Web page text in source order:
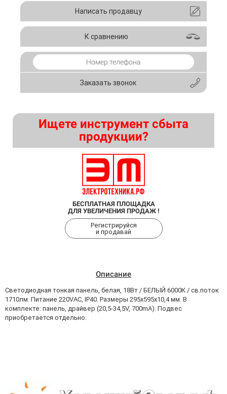
Ищете инструмент сбыта
продукции?
БЕСПЛАТНАЯ ПЛОЩАДКА
ДЛЯ УВЕЛИЧЕНИЯ ПРОДАЖ !
Регистрируйся
и продавай
Написать продавцу
К сравнению
Заказать звонок
Описание
Светодиодная тонкая панель, белая, 18Вт / БЕЛЫЙ 6000К / св.поток
1710лм. Питание 220VAC, IP40. Размеры 295х595х10,4 мм. В
комплекте: панель, драйвер (20,5-34,5V, 700mA). Подвес
приобретается отдельно.